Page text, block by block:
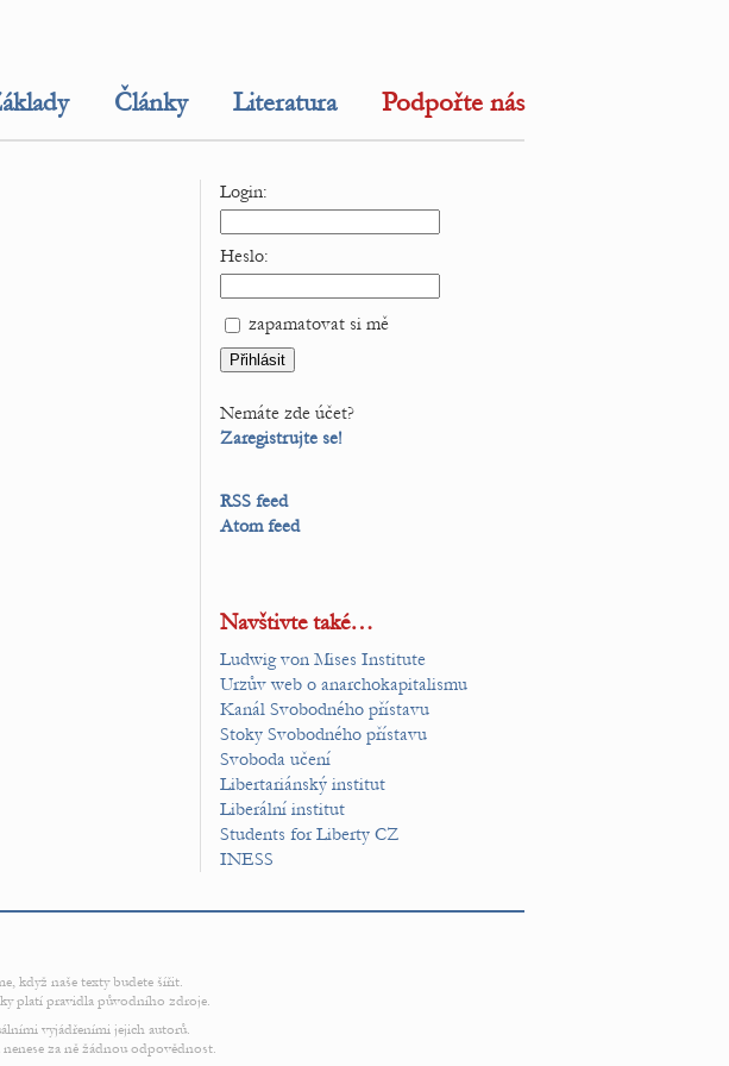
Články Literatura Podpořte nás
Login:
Heslo:
zapamatovat si mě
Nemáte zde účet?
Zaregistrujte se!
RSS feed
Atom feed
Navštivte také…
Ludwig von Mises Institute
Urzův web o anarchokapitalismu
Kanál Svobodného přístavu
Stoky Svobodného přístavu
Svoboda učení
Libertariánský institut
Liberální institut
Students for Liberty CZ
INESS
když naše texty budete šířit.
platí pravidla původního zdroje.
vyjádřeními jejich autorů.
za ně žádnou odpovědnost.